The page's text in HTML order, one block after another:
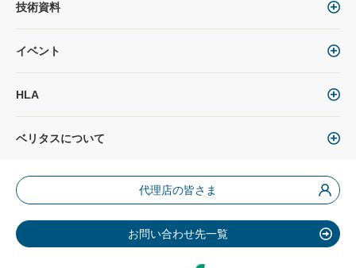
技術資料
イベント
HLA
ベリタスについて
代理店の皆さま
お問い合わせ先一覧